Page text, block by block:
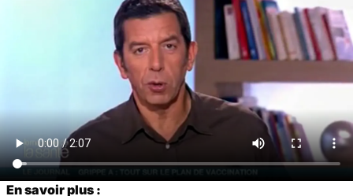
En savoir plus :